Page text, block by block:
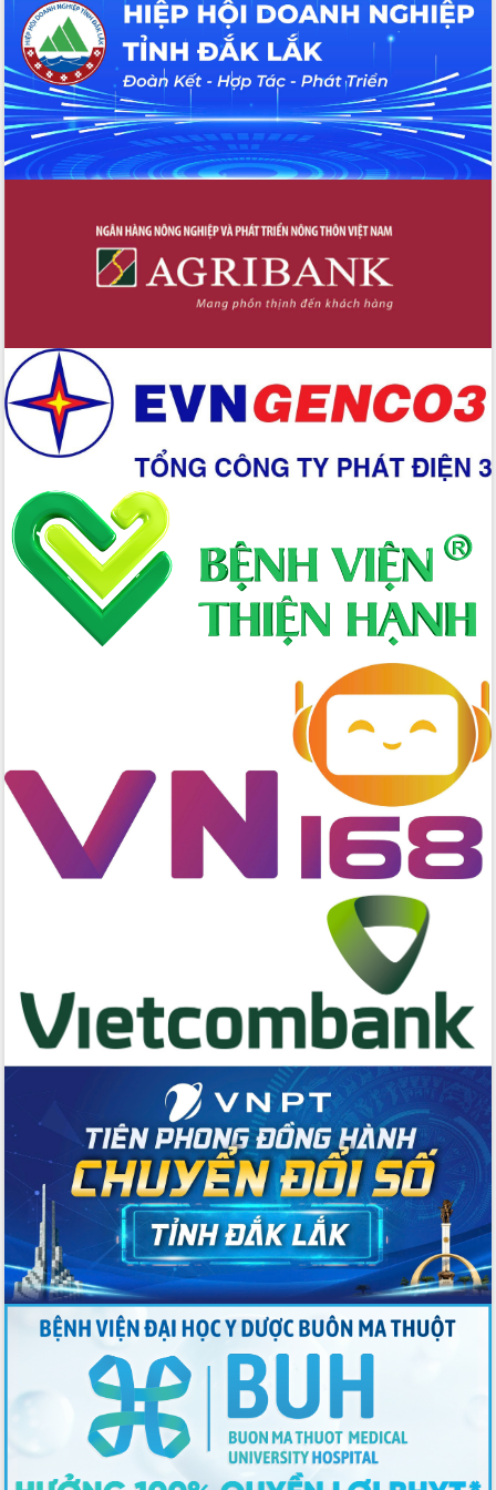
Tháo gỡ những vướng mắc, đẩy mạnh
công tác cải cách thủ tục hành chính
tại Trung tâm Phục vụ hành chính
công tỉnh
Đắk Lắk: Tôn vinh 46 giải pháp tại Hội
thi Sáng tạo Kỹ thuật 2024 - 2025
Đắk Lắk rà soát, điều chỉnh Đề án 190
Trương Công Thái kiểm tra thực địa
Dự án cao tốc Khánh Hòa - Buôn Ma
Định vị cà phê Việt Nam như một “di
Xây dựng nông thôn mới: Nâng cao đời
sống người dân từ những mô hình thiết
thực
Quyết liệt tháo gỡ vướng mắc, đẩy
nhanh tiến độ các dự án trọng điểm
trong Khu kinh tế Nam Phú Yên
Hòn Yến phát triển du lịch gắn với bảo
tồn biển
Lấy ý kiến điều chỉnh Quy hoạch tỉnh
Đắk Lắk thời kỳ 2021-2030, tầm nhìn
đến năm 2050
Phát động chiến dịch 30 ngày đêm
giải phóng mặt bằng Tuyến đường bộ
Đắk Lắk ký kết thỏa thuận hợp tác về
chuyển đổi số giai đoạn 2026 – 2030
với Tập đoàn Bưu chính Viễn thông
Việt Nam
Thứ trưởng Bộ Y tế làm việc với tỉnh
Đắk Lắk về phát triển nhân lực y tế
Tập huấn ứng dụng trí tuệ nhân tạo (AI)
trong thương mại điện tử năm 2026
trao đổi thông tin trước Kỳ họp thứ
Quyết liệt cải cách hành chính, khơi
thông nguồn lực phát triển
Nâng cao hiệu lực, hiệu quả HĐND
tỉnh thông qua hiện đại hóa hành chính
Xã Ea Phê gắn cải cách hành chính với
chuyển đổi số
Phó Chủ tịch Thường trực UBND tỉnh
Hồ Thị Nguyên Thảo làm việc tại Trung
tâm Phục vụ hành chính công xã Ea
Xây dựng nền hành chính số đồng
hành cùng nông dân dân, doanh nghiệp
Giai đoạn 2026-2030, Đắk Lắk phấn
đấu có 77% xã đạt chuẩn nông thôn